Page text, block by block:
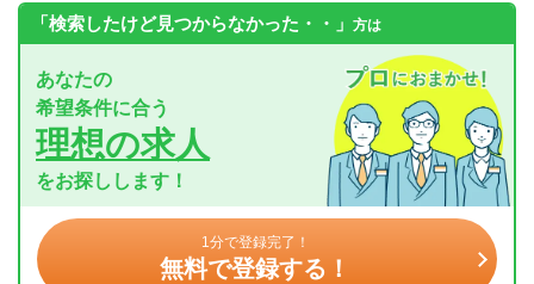
「検索したけど見つからなかった・・」 方は
あなたの
希望条件に合う
理想の求人
をお探しします！
1分で登録完了！
無料で登録する！